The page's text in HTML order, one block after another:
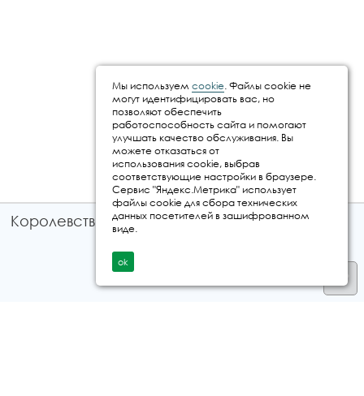
Королевство путешествий © 2026
Мы используем cookie. Файлы cookie не
могут идентифицировать вас, но
позволяют обеспечить
работоспособность сайта и помогают
улучшать качество обслуживания. Вы
можете отказаться от
использования cookie, выбрав
соответствующие настройки в браузере.
Сервис "Яндекс.Метрика" использует
файлы cookie для сбора технических
данных посетителей в зашифрованном
виде.
ok